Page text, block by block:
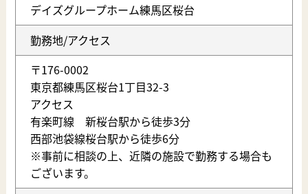
デイズグループホーム練馬区桜台
勤務地/アクセス
〒176-0002
東京都練馬区桜台1丁目32-3
アクセス
有楽町線 新桜台駅から徒歩3分
西部池袋線桜台駅から徒歩6分
※事前に相談の上、近隣の施設で勤務する場合も
ございます。